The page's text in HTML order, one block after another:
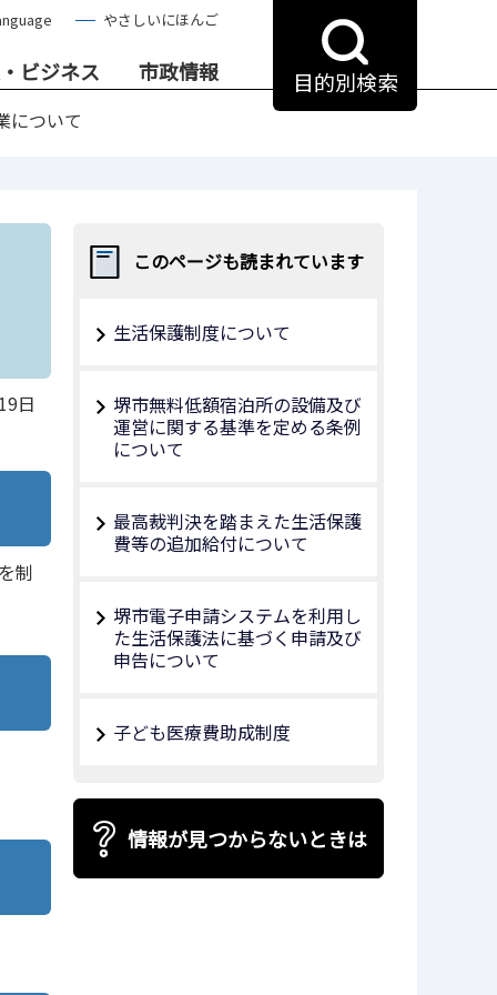
やさしいにほんご
ビジネス 市政情報 目的別検索
について
日
制
このページも読まれています
生活保護制度について
堺市無料低額宿泊所の設備及び
運営に関する基準を定める条例
について
最高裁判決を踏まえた生活保護
費等の追加給付について
堺市電子申請システムを利用し
た生活保護法に基づく申請及び
申告について
子ども医療費助成制度
情報が見つからないときは